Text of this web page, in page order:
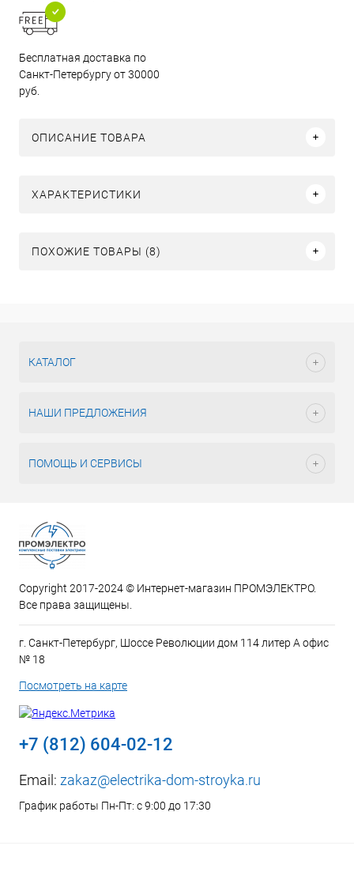
Бесплатная доставка по
Санкт-Петербургу от 30000
руб.
ОПИСАНИЕ ТОВАРА
ХАРАКТЕРИСТИКИ
ПОХОЖИЕ ТОВАРЫ (8)
КАТАЛОГ
НАШИ ПРЕДЛОЖЕНИЯ
ПОМОЩЬ И СЕРВИСЫ
Copyright 2017-2024 © Интернет-магазин ПРОМЭЛЕКТРО.
Все права защищены.
г. Санкт-Петербург, Шоссе Революции дом 114 литер А офис
№ 18
Посмотреть на карте
+7 (812) 604-02-12
Email: zakaz@electrika-dom-stroyka.ru
График работы Пн-Пт: с 9:00 до 17:30